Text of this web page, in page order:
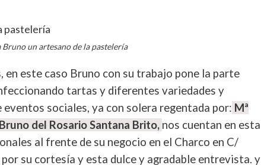
Bruno un artesano de la pastelería
este caso Bruno con su trabajo pone la parte
tartas y diferentes variedades y
sociales, ya con solera regentada por: Mª
del Rosario Santana Brito, nos cuentan en esta
al frente de su negocio en el Charco en C/
su cortesía y esta dulce y agradable entrevista. y